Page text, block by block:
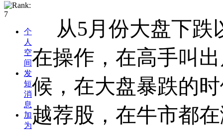
个
人
空
间
发
短
消
息
加
为
从5月份大盘下跌
在操作，在高手叫
候，在大盘暴跌的
越荐股，在牛市都